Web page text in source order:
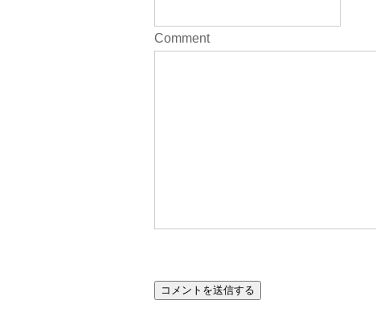
Comment